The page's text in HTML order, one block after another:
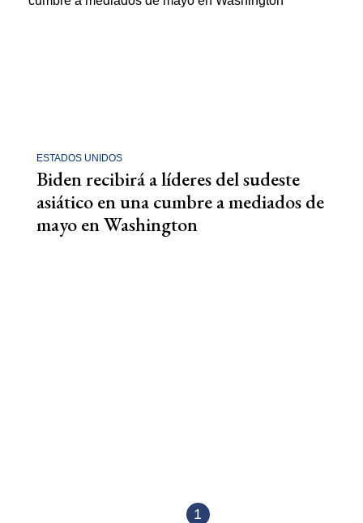
ESTADOS UNIDOS
Biden recibirá a líderes del sudeste
asiático en una cumbre a mediados de
mayo en Washington
1